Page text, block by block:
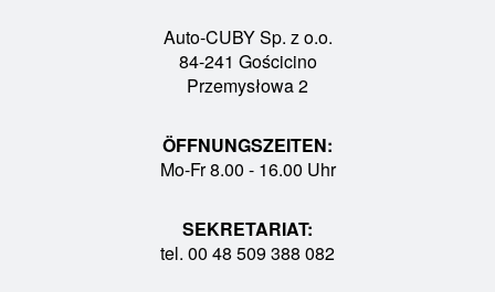
Auto-CUBY Sp. z o.o.
84-241 Gościcino
Przemysłowa 2
ÖFFNUNGSZEITEN:
Mo-Fr 8.00 - 16.00 Uhr
SEKRETARIAT:
tel. 00 48 509 388 082